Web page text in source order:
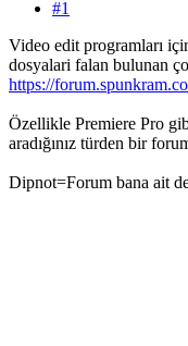
#1
Video edit programları
dosyalari falan bulunan
https://
Özellikle Premiere Pro
aradığınız türden bir
Dipnot=Forum bana ait